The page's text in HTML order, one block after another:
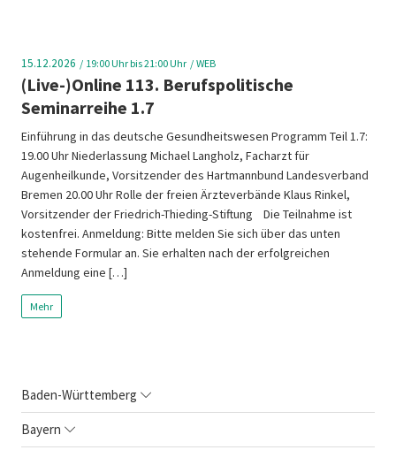
15.12.2026 19:00Uhr bis 21:00 Uhr WEB
(Live-)Online 113. Berufspolitische
Seminarreihe 1.7
Einführung in das deutsche Gesundheitswesen Programm Teil 1.7:
19.00 Uhr Niederlassung Michael Langholz, Facharzt für
Augenheilkunde, Vorsitzender des Hartmannbund Landesverband
Bremen 20.00 Uhr Rolle der freien Ärzteverbände Klaus Rinkel,
Vorsitzender der Friedrich-Thieding-Stiftung Die Teilnahme ist
kostenfrei. Anmeldung: Bitte melden Sie sich über das unten
stehende Formular an. Sie erhalten nach der erfolgreichen
Anmeldung eine […]
Mehr
Baden-Württemberg
Bayern